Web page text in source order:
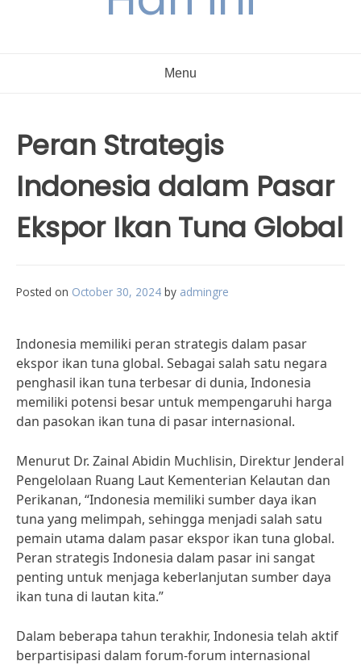
Menu
Peran Strategis
Indonesia dalam Pasar
Ekspor Ikan Tuna Global
Posted on October 30, 2024 by admingre
Indonesia memiliki peran strategis dalam pasar
ekspor ikan tuna global. Sebagai salah satu negara
penghasil ikan tuna terbesar di dunia, Indonesia
memiliki potensi besar untuk mempengaruhi harga
dan pasokan ikan tuna di pasar internasional.
Menurut Dr. Zainal Abidin Muchlisin, Direktur Jenderal
Pengelolaan Ruang Laut Kementerian Kelautan dan
Perikanan, “Indonesia memiliki sumber daya ikan
tuna yang melimpah, sehingga menjadi salah satu
pemain utama dalam pasar ekspor ikan tuna global.
Peran strategis Indonesia dalam pasar ini sangat
penting untuk menjaga keberlanjutan sumber daya
ikan tuna di lautan kita.”
Dalam beberapa tahun terakhir, Indonesia telah aktif
berpartisipasi dalam forum-forum internasional